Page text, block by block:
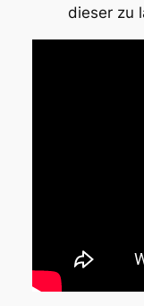
dieser zu